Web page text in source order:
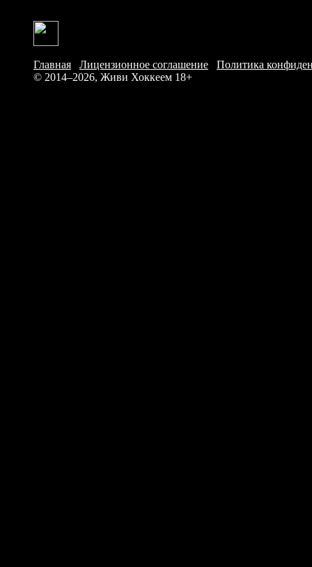
Главная Лицензионное соглашение
Политика
© 2014–2026, Живи Хоккеем 18+